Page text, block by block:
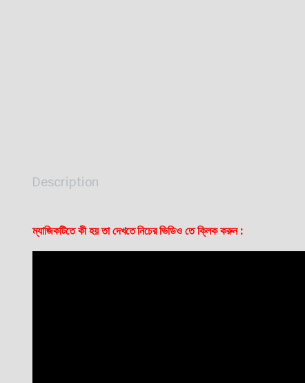
Description
ম্যাজিকটিতে কী হয় তা দেখতে নিচের ভিডিও তে ক্লিক করুন :